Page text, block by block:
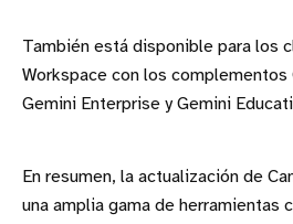
También está disponible para los
Workspace con los complementos
Gemini Enterprise y Gemini
En resumen, la actualización de
una amplia gama de herramientas